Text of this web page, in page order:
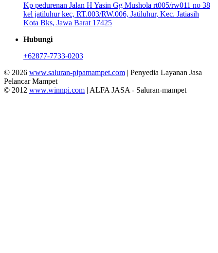
Kp pedurenan Jalan H Yasin Gg Mushola rt005/rw011 no 38
kel jatiluhur kec, RT.003/RW.006, Jatiluhur, Kec. Jatiasih
Kota Bks, Jawa Barat 17425
Hubungi
+62877-7733-0203
© 2026 www.saluran-pipamampet.com | Penyedia Layanan Jasa
Pelancar Mampet
© 2012 www.winnpi.com | ALFA JASA - Saluran-mampet